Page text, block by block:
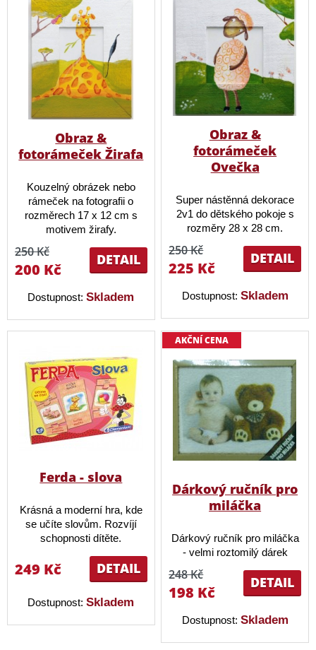
Obraz &
fotorámeček Žirafa
Kouzelný obrázek nebo
rámeček na fotografii o
rozměrech 17 x 12 cm s
motivem žirafy.
DETAIL
250 Kč
200 Kč
Dostupnost:Skladem
Obraz &
fotorámeček
Ovečka
Super nástěnná dekorace
2v1 do dětského pokoje s
rozměry 28 x 28 cm.
DETAIL
250 Kč
225 Kč
Dostupnost: Skladem
Ferda - slova
Krásná a moderní hra, kde
se učíte slovům. Rozvíjí
schopnosti dítěte.
DETAIL
249 Kč
Dostupnost:Skladem
AKČNÍ CENA
Dárkový ručník pro
miláčka
Dárkový ručník pro miláčka
- velmi roztomilý dárek
DETAIL
248 Kč
198 Kč
Dostupnost: Skladem